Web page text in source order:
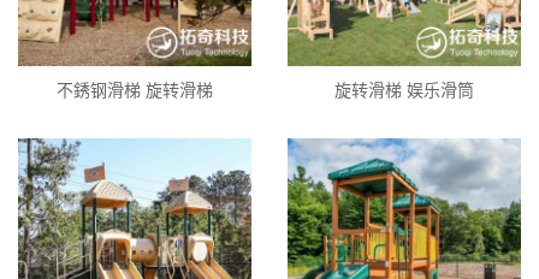
不銹钢滑梯 旋转滑梯 旋转滑梯 娱乐滑筒